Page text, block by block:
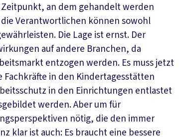
an dem gehandelt werden
Verantwortlichen können sowohl
Die Lage ist ernst. Der
auf andere Branchen, da
entzogen werden. Es muss jetzt
in den Kindertagesstätten
in den Einrichtungen entlastet
werden. Aber um für
nötig, die den immer
klar ist auch: Es braucht eine bessere